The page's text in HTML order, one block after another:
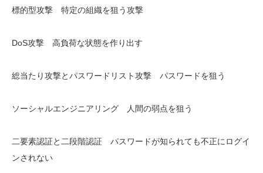
標的型攻撃 特定の組織を狙う攻撃
DoS攻撃 高負荷な状態を作り出す
総当たり攻撃とパスワードリスト攻撃 パスワードを狙う
ソーシャルエンジニアリング 人間の弱点を狙う
二要素認証と二段階認証 パスワードが知られても不正にログイ
ンされない